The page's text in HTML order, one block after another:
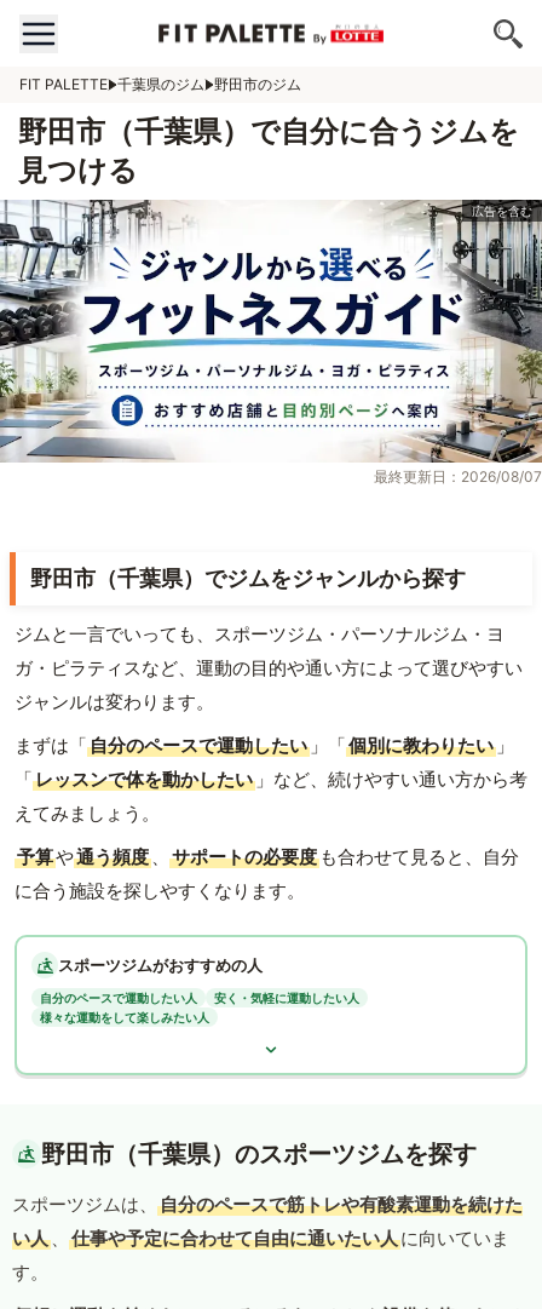
FIT PALETTE 千葉県のジム 野田市のジム
野田市（千葉県）で自分に合うジムを
見つける
最終更新日：2026/08/07
野田市（千葉県）でジムをジャンルから探す
ジムと一言でいっても、スポーツジム・パーソナルジム・ヨ
ガ・ピラティスなど、運動の目的や通い方によって選びやすい
ジャンルは変わります。
まずは「自分のペースで運動したい 」「個別に教わりたい 」
「レッスンで体を動かしたい 」など、続けやすい通い方から考
えてみましょう。
予算や通う頻度 、 サポートの必要度 も合わせて見ると、自分
に合う施設を探しやすくなります。
スポーツジムがおすすめの人
自分のペースで運動したい人
安く・気軽に運動したい人
様々な運動をして楽しみたい人
野田市（千葉県）のスポーツジムを探す
スポーツジムは、
自分のペースで筋トレや有酸素運動を続けた
い人 、 仕事や予定に合わせて自由に通いたい人に向いていま
す。